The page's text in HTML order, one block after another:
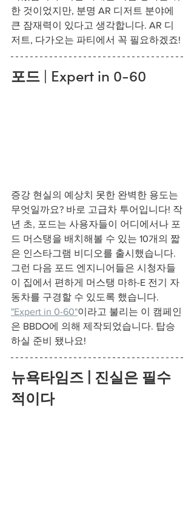
한 것이었지만, 분명 AR 디저트 분야에
큰 잠재력이 있다고 생각합니다. AR 디
저트, 다가오는 파티에서 꼭 필요하겠죠!
포드 | Expert in 0-60
증강 현실의 예상치 못한 완벽한 용도는
무엇일까요? 바로 고급차 투어입니다! 작
년 초, 포드는 사용자들이 어디에서나 포
드 머스탱을 배치해볼 수 있는 10개의 짧
은 인스타그램 비디오를 출시했습니다.
그런 다음 포드 엔지니어들은 시청자들
이 집에서 편하게 머스탱 마하-E 전기 자
동차를 구경할 수 있도록 했습니다.
"Expert in 0-60"이라고 불리는 이 캠페인
은 BBDO에 의해 제작되었습니다. 탑승
하실 준비 됐나요!
뉴욕타임즈 | 진실은 필수
적이다